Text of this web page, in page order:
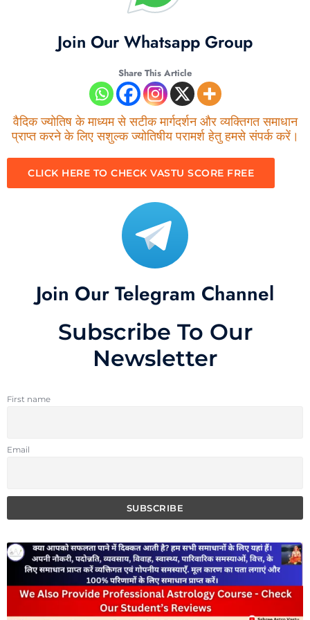
Join Our Whatsapp Group
Share This Article
वैदिक ज्योतिष के माध्यम से सटीक मार्गदर्शन और व्यक्तिगत समाधान
प्राप्त करने के लिए सशुल्क ज्योतिषीय परामर्श हेतु हमसे संपर्क करें।
CLICK HERE TO CHECK VASTU SCORE FREE
Join Our Telegram Channel
Subscribe To Our
Newsletter
First name
Email